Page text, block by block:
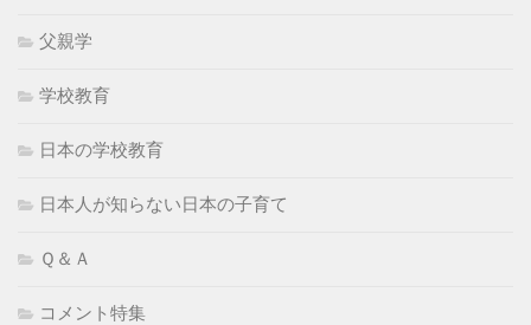
父親学
学校教育
日本の学校教育
日本人が知らない日本の子育て
Ｑ＆Ａ
コメント特集